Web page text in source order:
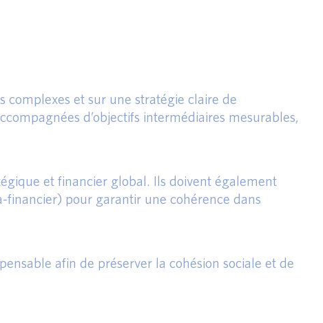
complexes et sur une stratégie claire de
d’objectifs intermédiaires mesurables,
et financier global. Ils doivent également
financier) pour garantir une cohérence dans
afin de préserver la cohésion sociale et de